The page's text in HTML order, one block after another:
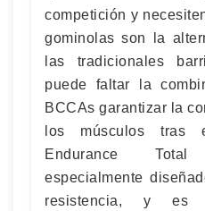
competición y
gominolas son la
las tradicionales
puede faltar la
BCCAs garantizar la
los músculos tras
Endurance
especialmente
resistencia, y es